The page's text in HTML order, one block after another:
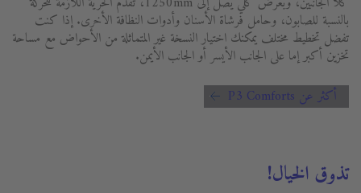
بالنسبة للصابون، وحامل فرشاة الأسنان وأدوات النظافة الأخرى. إذا كنت
تفضل تخطيط مختلف يمكنك اختيار النسخة غير المتماثلة من الأحواض مع مساحة
تخزين أكبر إما على الجانب الأيسر أو الجانب الأيمن.
أكثر عن P3 Comforts
تذوق الخيال!